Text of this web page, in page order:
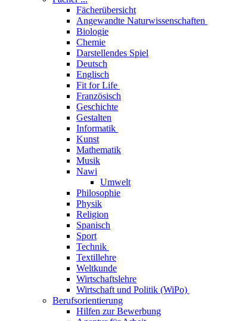
Fächerübersicht
Angewandte Naturwissenschaften
Biologie
Chemie
Darstellendes Spiel
Deutsch
Englisch
Fit for Life
Französisch
Geschichte
Gestalten
Informatik
Kunst
Mathematik
Musik
Nawi
Umwelt
Philosophie
Physik
Religion
Spanisch
Sport
Technik
Textillehre
Weltkunde
Wirtschaftslehre
Wirtschaft und Politik (WiPo)
Berufsorientierung
Hilfen zur Bewerbung